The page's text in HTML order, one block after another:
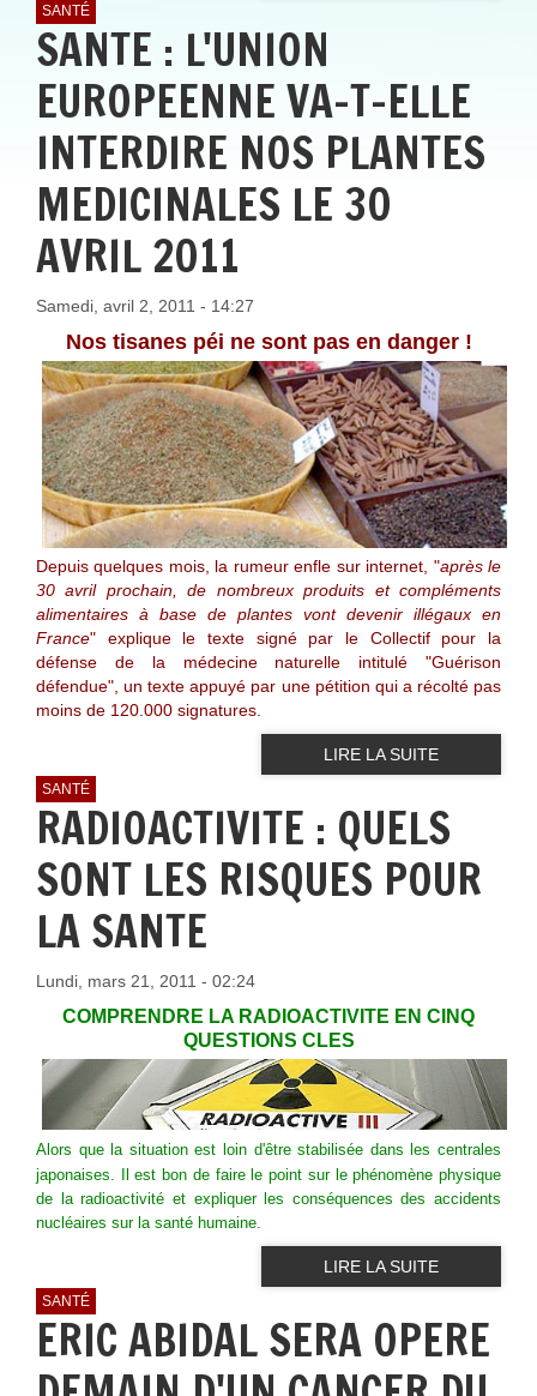
SANTÉ
SANTE : L'UNION
EUROPEENNE VA-T-ELLE
INTERDIRE NOS PLANTES
MEDICINALES LE 30
AVRIL 2011
Samedi, avril 2, 2011 - 14:27
Nos tisanes péi ne sont pas en danger !
Depuis quelques mois, la rumeur enfle sur internet, "après le
30 avril prochain, de nombreux produits et compléments
alimentaires à base de plantes vont devenir illégaux en
France" explique le texte signé par le Collectif pour la
défense de la médecine naturelle intitulé "Guérison
défendue", un texte appuyé par une pétition qui a récolté pas
moins de 120.000 signatures.
LIRE LA SUITE
SANTÉ
RADIOACTIVITE : QUELS
SONT LES RISQUES POUR
LA SANTE
Lundi, mars 21, 2011 - 02:24
COMPRENDRE LA RADIOACTIVITE EN CINQ
QUESTIONS CLES
Alors que la situation est loin d'être stabilisée dans les centrales
japonaises. Il est bon de faire le point sur le phénomène physique
de la radioactivité et expliquer les conséquences des accidents
nucléaires sur la santé humaine.
LIRE LA SUITE
SANTÉ
ERIC ABIDAL SERA OPERE